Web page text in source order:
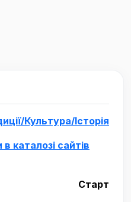
Культура/Історія
в каталозі сайтів
Старт